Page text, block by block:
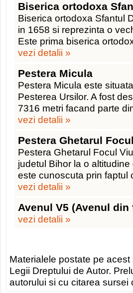
Biserica ortodoxa
Biserica ortodoxa Sfantul
in 1658 si reprezinta o
Este prima biserica
vezi detalii »
Pestera Micula
Pestera Micula este
Pesterea Ursilor. A fost
7316 metri facand parte
vezi detalii »
Pestera Ghetarul
Pestera Ghetarul Focul
judetul Bihor la o
este cunoscuta prin faptul
vezi detalii »
Avenul V5 (Avenul
vezi detalii »
Materialele postate pe
Legii Dreptului de Autor.
autorului si cu citarea